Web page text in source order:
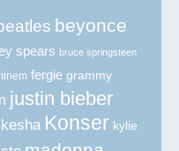
beyonce
spears bruce springsteen
fergie grammy
justin bieber
kesha Konser kylie